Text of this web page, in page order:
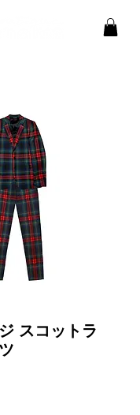
スコットラ